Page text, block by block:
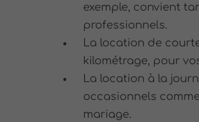
exemple, convient
professionnels.
La location de
kilométrage, pour
La location à la
occasionnels
mariage.